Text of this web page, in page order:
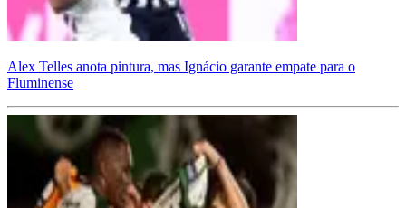
Alex Telles anota pintura, mas Ignácio garante empate para o
Fluminense